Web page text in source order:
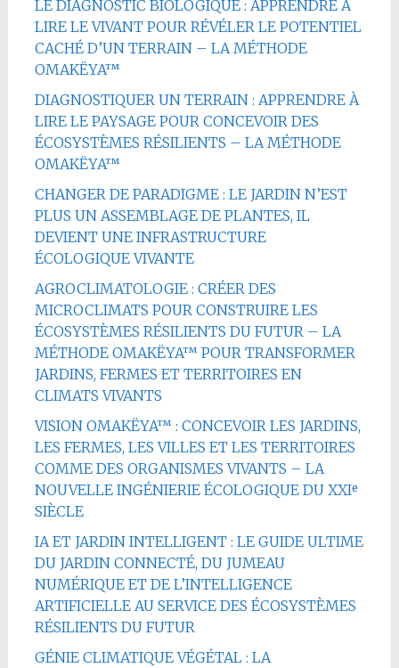
LE DIAGNOSTIC BIOLOGIQUE : APPRENDRE À
LIRE LE VIVANT POUR RÉVÉLER LE POTENTIEL
CACHÉ D’UN TERRAIN – LA MÉTHODE
OMAKËYA™
DIAGNOSTIQUER UN TERRAIN : APPRENDRE À
LIRE LE PAYSAGE POUR CONCEVOIR DES
ÉCOSYSTÈMES RÉSILIENTS – LA MÉTHODE
OMAKËYA™
CHANGER DE PARADIGME : LE JARDIN N’EST
PLUS UN ASSEMBLAGE DE PLANTES, IL
DEVIENT UNE INFRASTRUCTURE
ÉCOLOGIQUE VIVANTE
AGROCLIMATOLOGIE : CRÉER DES
MICROCLIMATS POUR CONSTRUIRE LES
ÉCOSYSTÈMES RÉSILIENTS DU FUTUR – LA
MÉTHODE OMAKËYA™ POUR TRANSFORMER
JARDINS, FERMES ET TERRITOIRES EN
CLIMATS VIVANTS
VISION OMAKËYA™ : CONCEVOIR LES JARDINS,
LES FERMES, LES VILLES ET LES TERRITOIRES
COMME DES ORGANISMES VIVANTS – LA
NOUVELLE INGÉNIERIE ÉCOLOGIQUE DU XXIᵉ
SIÈCLE
IA ET JARDIN INTELLIGENT : LE GUIDE ULTIME
DU JARDIN CONNECTÉ, DU JUMEAU
NUMÉRIQUE ET DE L’INTELLIGENCE
ARTIFICIELLE AU SERVICE DES ÉCOSYSTÈMES
RÉSILIENTS DU FUTUR
GÉNIE CLIMATIQUE VÉGÉTAL : LA